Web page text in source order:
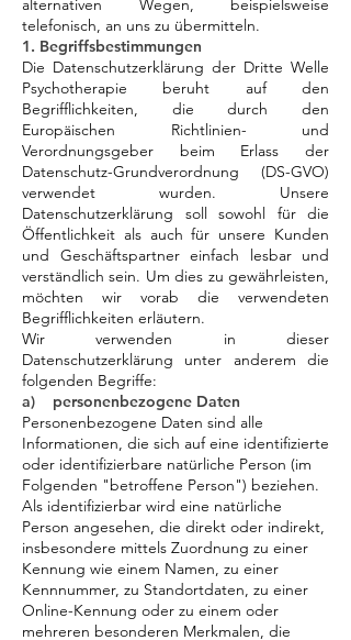
alternativen Wegen, beispielsweise
telefonisch, an uns zu übermitteln.
1. Begriffsbestimmungen
Die Datenschutzerklärung der Dritte Welle
Psychotherapie beruht auf den
Begrifflichkeiten, die durch den
Europäischen Richtlinien- und
Verordnungsgeber beim Erlass der
Datenschutz-Grundverordnung (DS-GVO)
verwendet wurden. Unsere
Datenschutzerklärung soll sowohl für die
Öffentlichkeit als auch für unsere Kunden
und Geschäftspartner einfach lesbar und
verständlich sein. Um dies zu gewährleisten,
möchten wir vorab die verwendeten
Begrifflichkeiten erläutern.
Wir verwenden in dieser
Datenschutzerklärung unter anderem die
folgenden Begriffe:
a) personenbezogene Daten
Personenbezogene Daten sind alle
Informationen, die sich auf eine identifizierte
oder identifizierbare natürliche Person (im
Folgenden "betroffene Person") beziehen.
Als identifizierbar wird eine natürliche
Person angesehen, die direkt oder indirekt,
insbesondere mittels Zuordnung zu einer
Kennung wie einem Namen, zu einer
Kennnummer, zu Standortdaten, zu einer
Online-Kennung oder zu einem oder
mehreren besonderen Merkmalen, die